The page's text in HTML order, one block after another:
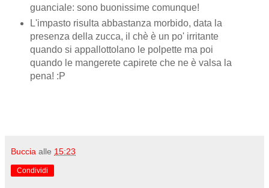
guanciale: sono buonissime comunque!
L'impasto risulta abbastanza morbido, data la
presenza della zucca, il chè è un po' irritante
quando si appallottolano le polpette ma poi
quando le mangerete capirete che ne è valsa la
pena! :P
Buccia alle 15:23
Condividi